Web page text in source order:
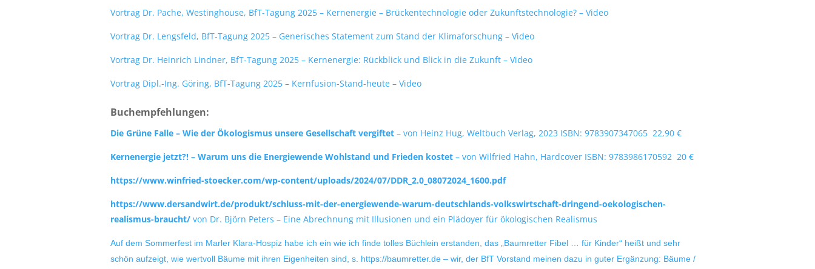
Vortrag Dr. Pache, Westinghouse, BfT-Tagung 2025 – Kernenergie – Brückentechnologie oder Zukunftstechnologie? – Video
Vortrag Dr. Lengsfeld, BfT-Tagung 2025 – Generisches Statement zum Stand der Klimaforschung – Video
Vortrag Dr. Heinrich Lindner, BfT-Tagung 2025 – Kernenergie: Rückblick und Blick in die Zukunft – Video
Vortrag Dipl.-Ing. Göring, BfT-Tagung 2025 – Kernfusion-Stand-heute – Video
Buchempfehlungen:
Die Grüne Falle – Wie der Ökologismus unsere Gesellschaft vergiftet– von Heinz Hug, Weltbuch Verlag, 2023 ISBN: 9783907347065 22,90 €
Kernenergie jetzt?! – Warum uns die Energiewende Wohlstand und Frieden kostet– von Wilfried Hahn, Hardcover ISBN: 9783986170592 20 €
https://www.winfried-stoecker.com/wp-content/uploads/2024/07/DDR_2.0_08072024_1600.pdf
https://www.dersandwirt.de/produkt/schluss-mit-der-energiewende-warum-deutschlands-volkswirtschaft-dringend-oekologischen-
realismus-braucht/ von Dr. Björn Peters – Eine Abrechnung mit Illusionen und ein Plädoyer für ökologischen Realismus
Auf dem Sommerfest im Marler Klara-Hospiz habe ich ein wie ich finde tolles Büchlein erstanden, das „Baumretter Fibel … für Kinder“ heißt und sehr
schön aufzeigt, wie wertvoll Bäume mit ihren Eigenheiten sind, s. https://baumretter.de – wir, der BfT Vorstand meinen dazu in guter Ergänzung: Bäume /